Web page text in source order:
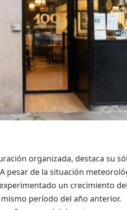
organizada, destaca su
pesar de la situación
un crecimiento
período del año anterior.